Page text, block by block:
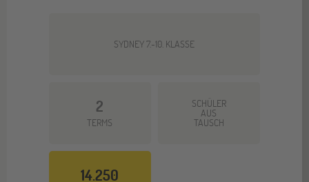
SYDNEY 7.-10. KLASSE
2
TERMS
SCHÜLER
AUS
TAUSCH
14.250